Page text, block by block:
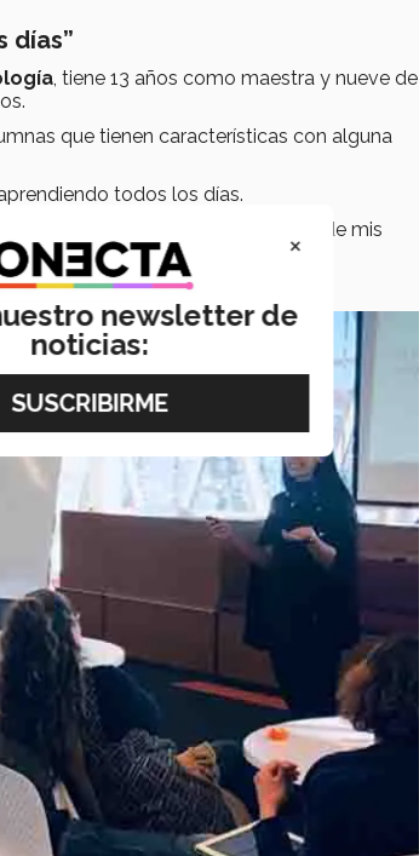
días”
, tiene 13 años como maestra y nueve de
que tienen características con alguna
todos los días.
de mis hijas y en las tardes de mis
la maestra.
×
newsletter de
noticias: